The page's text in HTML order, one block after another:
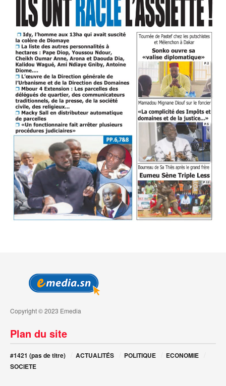
Copyright © 2023 Emedia
Plan du site
#1421 (pas de titre) ACTUALITÉS POLITIQUE
ECONOMIE
SOCIETE